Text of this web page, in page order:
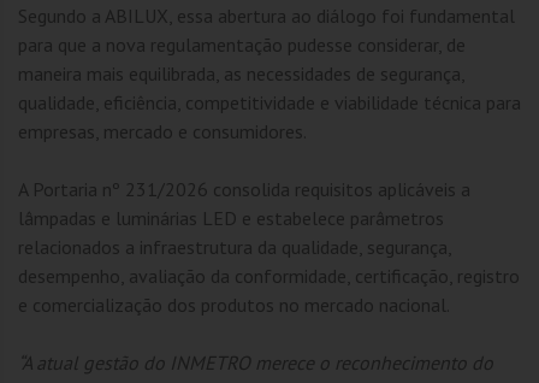
Segundo a ABILUX, essa abertura ao diálogo foi fundamental
para que a nova regulamentação pudesse considerar, de
maneira mais equilibrada, as necessidades de segurança,
qualidade, eficiência, competitividade e viabilidade técnica para
empresas, mercado e consumidores.
A Portaria nº 231/2026 consolida requisitos aplicáveis a
lâmpadas e luminárias LED e estabelece parâmetros
relacionados a infraestrutura da qualidade, segurança,
desempenho, avaliação da conformidade, certificação, registro
e comercialização dos produtos no mercado nacional.
“A atual gestão do INMETRO merece o reconhecimento do